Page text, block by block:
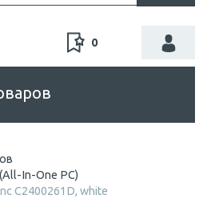
0
In-One PC)
C2400261D, white